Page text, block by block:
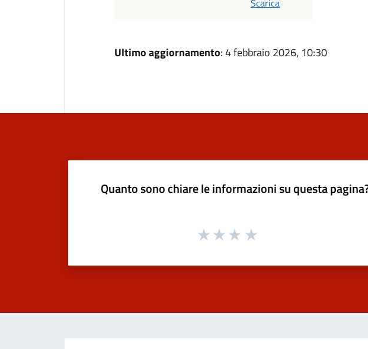
Scarica
Ultimo aggiornamento: 4 febbraio 2026, 10:30
Quanto sono chiare le informazioni su questa